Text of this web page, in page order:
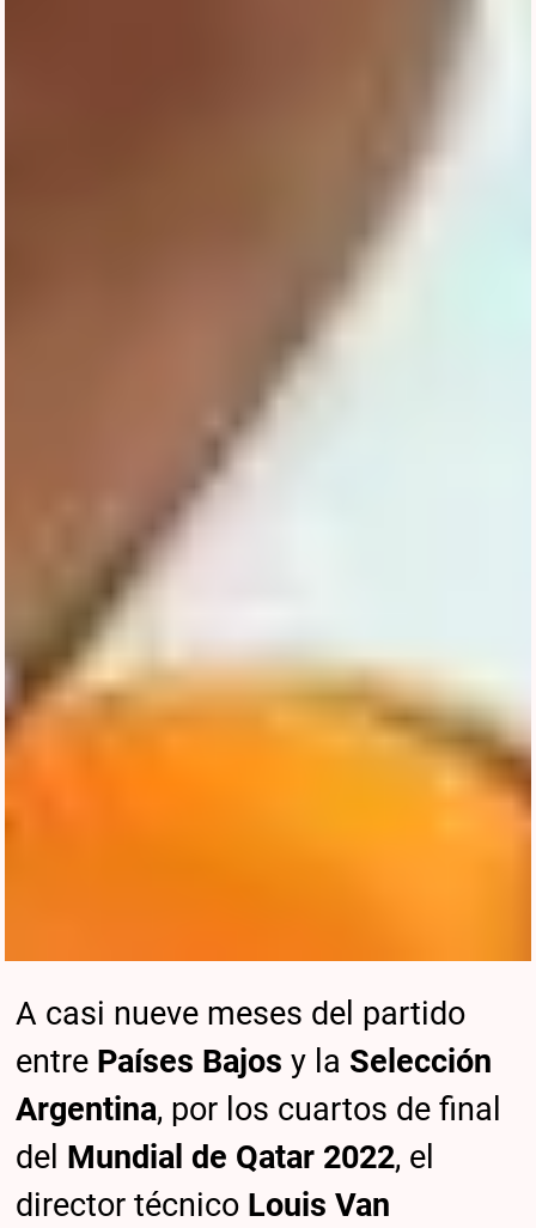
A casi nueve meses del partido
entre Países Bajos y la Selección
Argentina, por los cuartos de final
del Mundial de Qatar 2022, el
director técnico Louis Van